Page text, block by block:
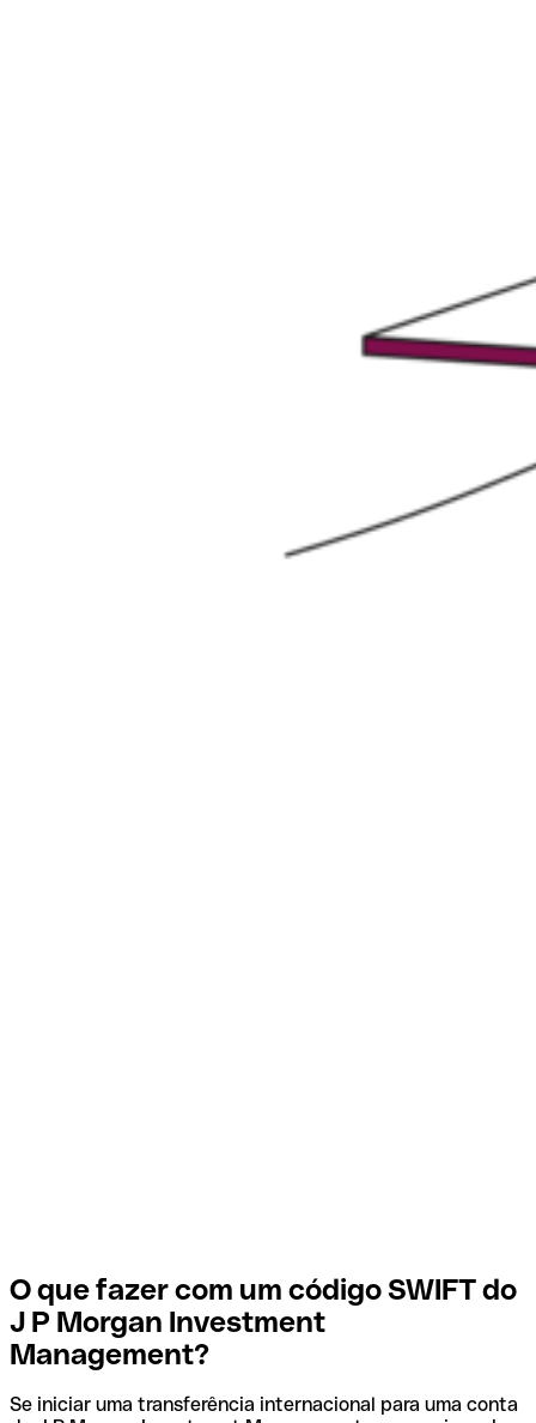
O que fazer com um código SWIFT do
J P Morgan Investment
Management?
Se iniciar uma transferência internacional para uma conta